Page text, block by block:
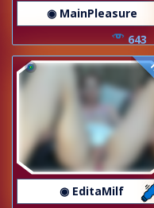
◉ MainPleasure
643
◉ EditaMilf